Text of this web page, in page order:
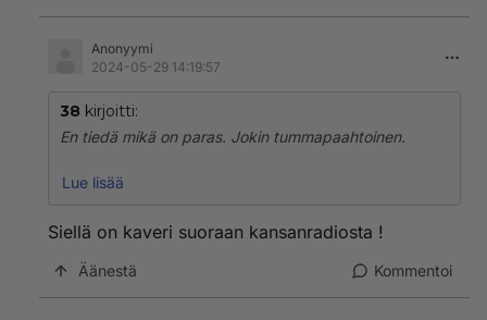
Anonyymi
2024-05-29 14:19:57
38 kirjoitti:
En tiedä mikä on paras. Jokin tummapaahtoinen.
Kamalimpia ovat kotimaiset ns. hyvät kahvit, kuten
on yksi suurti vitsi.
Lue lisää
Siellä on kaveri suoraan kansanradiosta !
Äänestä Kommentoi